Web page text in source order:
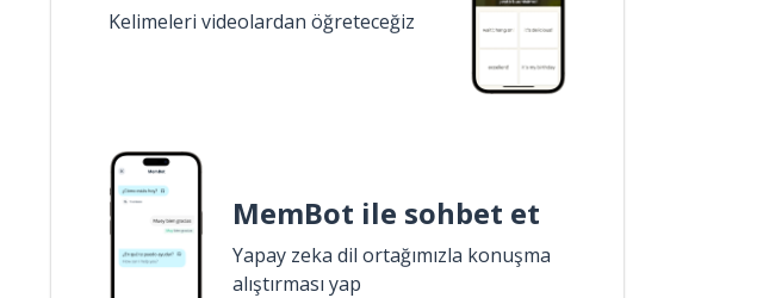
Kelimeleri videolardan öğreteceğiz
MemBot ile sohbet et
Yapay zeka dil ortağımızla konuşma
alıştırması yap